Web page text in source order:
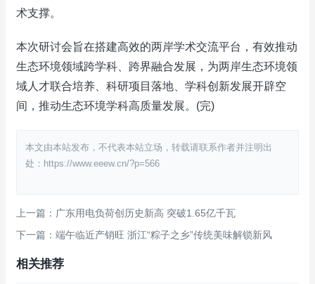
术支撑。
本次研讨会旨在搭建高效的两岸学术交流平台，有效推动
生态环境领域跨学科、跨界融合发展，为两岸生态环境领
域人才联合培养、科研项目落地、学科创新发展开辟空
间，推动生态环境学科高质量发展。(完)
本文由本站发布，不代表本站立场，转载请联系作者并注明出
处：https://www.eeew.cn/?p=566
上一篇：广东用电负荷创历史新高 突破1.65亿千瓦
下一篇：端午临近产销旺 浙江“粽子之乡”传统美味解锁新风
相关推荐